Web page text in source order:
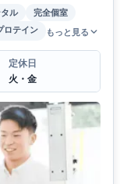
ル
完全個室
ロテイン もっと見る
定休日
火・金